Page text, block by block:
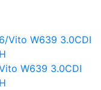
W639 3.0CDI